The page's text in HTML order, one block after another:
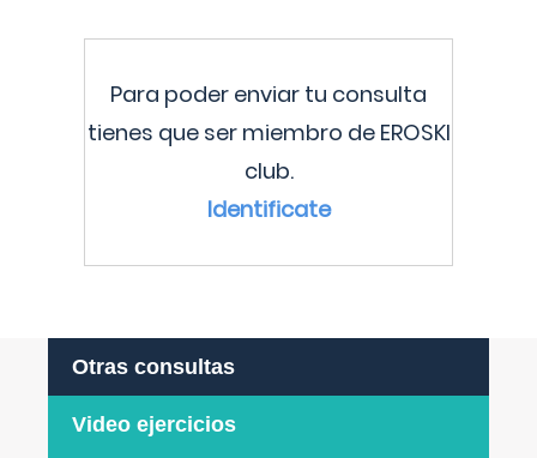
Para poder enviar tu consulta
tienes que ser miembro de EROSKI
club.
Identificate
Otras consultas
Video ejercicios